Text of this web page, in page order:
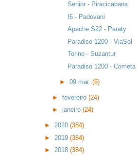
Senior - Piracicabana
I6 - Padovani
Apache S22 - Paraty
Paradiso 1200 - ViaSol
Torino - Suzantur
Paradiso 1200 - Cometa
►09 mar.(6)
► fevereiro (24)
► janeiro (24)
► 2020 (384)
► 2019 (384)
► 2018 (384)